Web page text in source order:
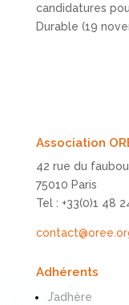
candidatures
Durable (19
Association
42 rue du
75010 Paris
Tel : +33(0)1 48
Adhérents
J’adhère